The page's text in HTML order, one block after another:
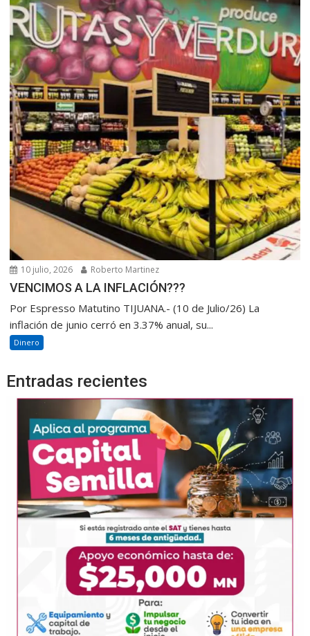
10 julio, 2026 Roberto Martinez
VENCIMOS A LA INFLACIÓN???
Por Espresso Matutino TIJUANA.- (10 de Julio/26) La
inflación de junio cerró en 3.37% anual, su...
Dinero
Entradas recientes